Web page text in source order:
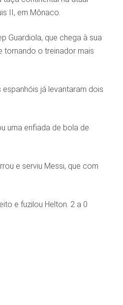
II, em Mônaco.
Guardiola, que chega à sua
tornando o treinador mais
já levantaram dois
uma enfiada de bola de
e serviu Messi, que com
e fuzilou Helton. 2 a 0